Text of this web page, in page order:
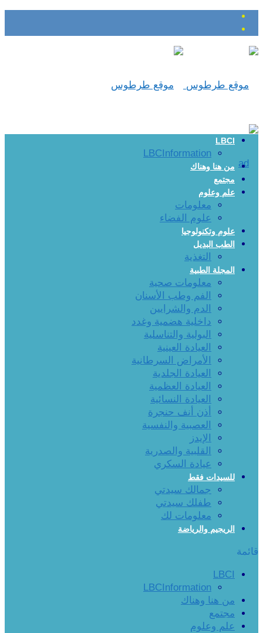
LBCI
LBCInformation
من هنا وهناك
مجتمع
علم وعلوم
معلومات
علوم الفضاء
علوم وتكنولوجيا
الطب البديل
التغذية
المجلة الطبية
معلومات صحية
الفم وطب الأسنان
الدم والشرايين
داخلية هضمية وغدد
البولية والتناسلية
العيادة العينية
الأمراض السرطانية
العيادة الجلدية
العيادة العظمية
العيادة النسائية
أذن أنف حنجرة
العصبية والنفسية
الإيدز
القلبية والصدرية
عيادة السكري
للسيدات فقط
جمالك سيدتي
طفلك سيدتي
معلومات لك
الريجيم والرياضة
قائمة
LBCI
LBCInformation
من هنا وهناك
مجتمع
علم وعلوم